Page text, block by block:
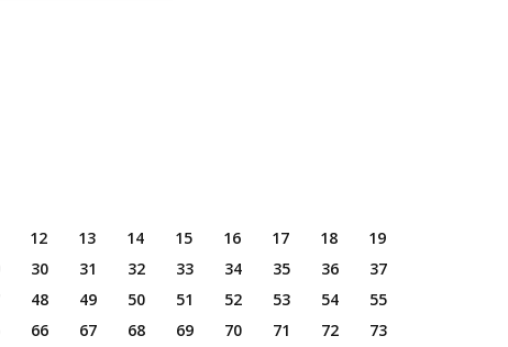
12 13 14 15 16 17 18
19
30 31 32 33 34 35 36
37
48 49 50 51 52 53 54
55
66 67 68 69 70 71 72
73